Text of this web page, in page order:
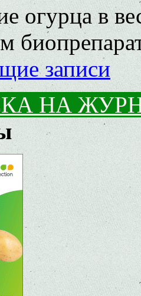
огурца в
записи
НА